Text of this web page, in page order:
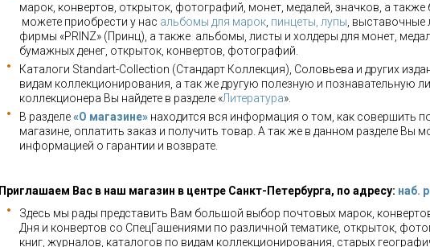
марок, конвертов, открыток, фотографий, монет, медалей, значков, а
можете приобрести у нас альбомы для марок пинцеты, лупы ,
фирмы «PRINZ» (Принц), а также альбомы, листы и холдеры для монет,
бумажных денег, открыток, конвертов, фотографий.
Каталоги Standart-Collection (Стандарт Коллекция), Соловьева и других
видам коллекционирования, а так же другую полезную и познавательную
коллекционера Вы найдете в разделе «Литература».
В разделе«О магазине» находится вся информация о том, как совершить
магазине, оплатить заказ и получить товар. А так же в данном разделе Вы
информацией о гарантии и возврате.
Приглашаем Вас в наш магазин в центре Санкт-Петербурга, по адресу: наб.
Здесь мы рады представить Вам большой выбор почтовых марок,
Дня и конвертов со СпецГашениями по различной тематике, открыток,
книг, журналов, каталогов по видам коллекционирования, старых